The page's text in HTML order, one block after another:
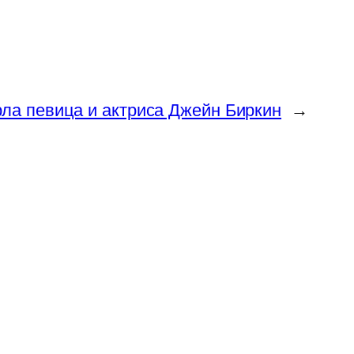
певица и актриса Джейн Биркин →